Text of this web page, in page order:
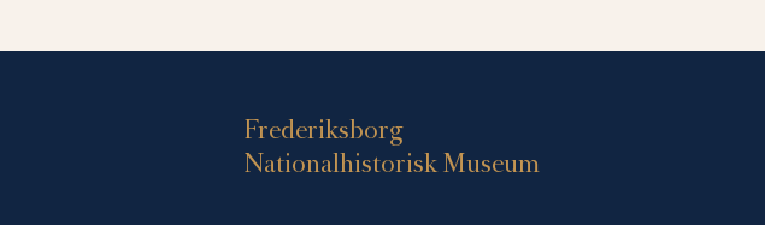
Frederiksborg
Nationalhistorisk Museum